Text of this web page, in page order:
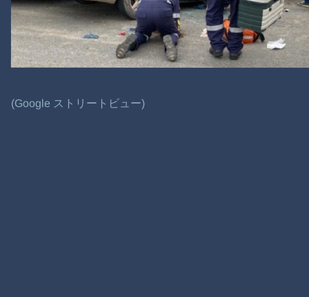
(Google ストリートビュー)